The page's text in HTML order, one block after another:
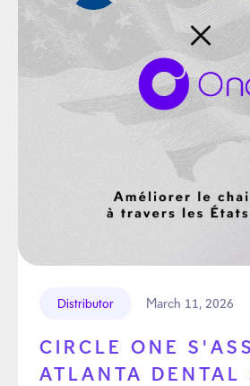
Distributor March 11, 2026
CIRCLE ONE
ATLANTA DENTAL